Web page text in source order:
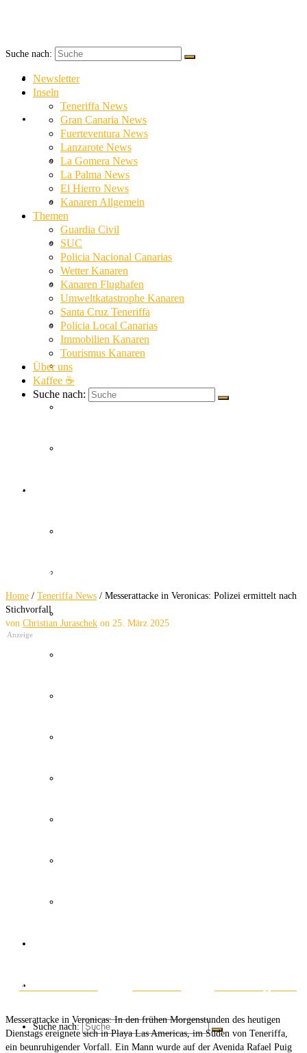
Newsletter
Inseln
Teneriffa News
Gran Canaria News
Fuerteventura News
Lanzarote News
La Gomera News
La Palma News
Suche nach:
Suche nach:
Newsletter
Inseln
Teneriffa News
Gran Canaria News
Fuerteventura News
Lanzarote News
La Gomera News
La Palma News
El Hierro News
Kanaren Allgemein
Themen
Guardia Civil
SUC
Policia Nacional Canarias
Wetter Kanaren
Kanaren Flughafen
Umweltkatastrophe Kanaren
Santa Cruz Teneriffa
Policia Local Canarias
Immobilien Kanaren
Tourismus Kanaren
Über uns
Kaffee ☕
Suche nach:
Messerattacke in
Veronicas
Polizei ermittelt nach Stichvorfall
Home / Teneriffa News / Messerattacke in Veronicas: Polizei ermittelt nach
Stichvorfall
von Christian Juraschek on 25. März 2025
Anzeige
Auf Facebook teilen
Messerattacke in Veronicas: In den frühen Morgenstunden des heutigen
Dienstags ereignete sich in Playa Las Americas, im Süden von Teneriffa,
ein beunruhigender Vorfall. Ein Mann wurde auf der Avenida Rafael Puig